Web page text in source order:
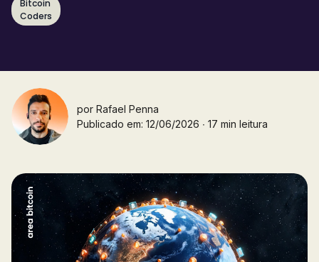
Bitcoin
Coders
por Rafael Penna
Publicado em: 12/06/2026 ∙ 17 min leitura